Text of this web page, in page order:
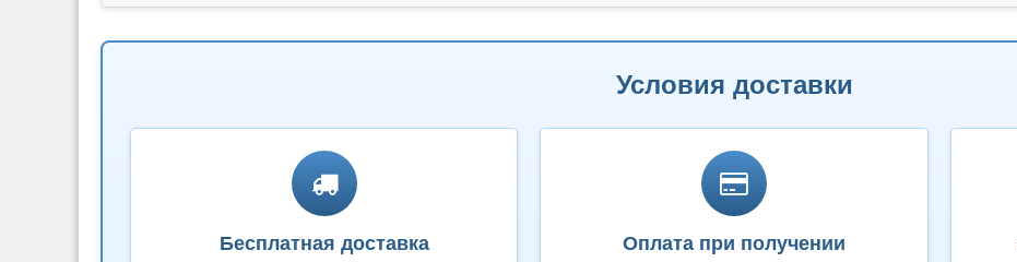
Условия доставки
Бесплатная доставка Оплата при получении